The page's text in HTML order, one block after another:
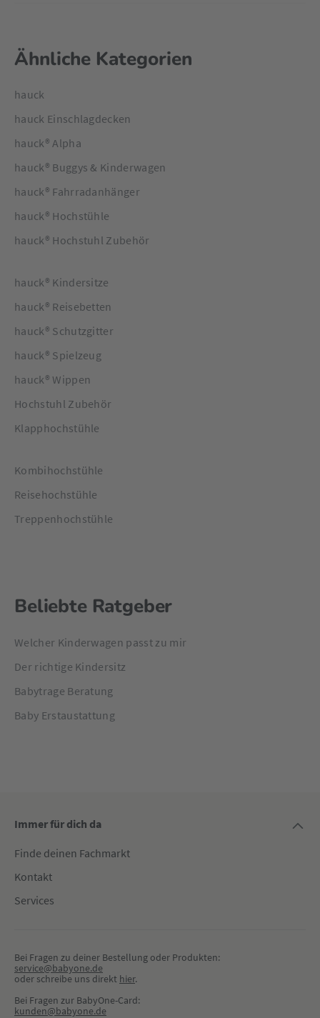
will man mehr?
Ähnliche Kategorien
hauck
hauck Einschlagdecken
hauck® Alpha
hauck® Buggys & Kinderwagen
hauck® Fahrradanhänger
hauck® Hochstühle
hauck® Hochstuhl Zubehör
hauck® Kindersitze
hauck® Reisebetten
hauck® Schutzgitter
hauck® Spielzeug
hauck® Wippen
Hochstuhl Zubehör
Klapphochstühle
Kombihochstühle
Reisehochstühle
Treppenhochstühle
Beliebte Ratgeber
Welcher Kinderwagen passt zu mir
Der richtige Kindersitz
Babytrage Beratung
Baby Erstaustattung
Immer für dich da
Finde deinen Fachmarkt
Kontakt
Services
Bei Fragen zu deiner Bestellung oder Produkten:
service@babyone.de
oder schreibe uns direkt hier.
Bei Fragen zur BabyOne-Card:
kunden@babyone.de